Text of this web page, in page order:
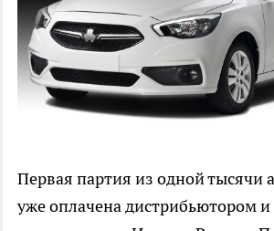
Первая партия из одной тысячи
уже оплачена дистрибьютором и